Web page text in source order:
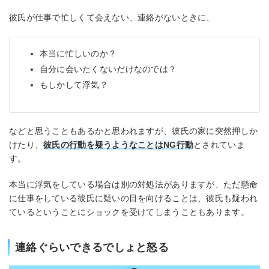
彼氏が仕事で忙しくて会えない、連絡がないときに、
本当に忙しいのか？
自分に会いたくないだけなのでは？
もしかして浮気？
などと思うこともあるかと思われますが、彼氏の家に突然押しか
けたり、彼氏の行動を疑うようなことはNG行動とされていま
す。
本当に浮気をしている場合は別の対処法がありますが、ただ懸命
に仕事をしている彼氏に疑いの目を向けることは、彼氏も疑われ
ているということにショックを受けてしまうこともあります。
連絡ぐらいできるでしょと怒る